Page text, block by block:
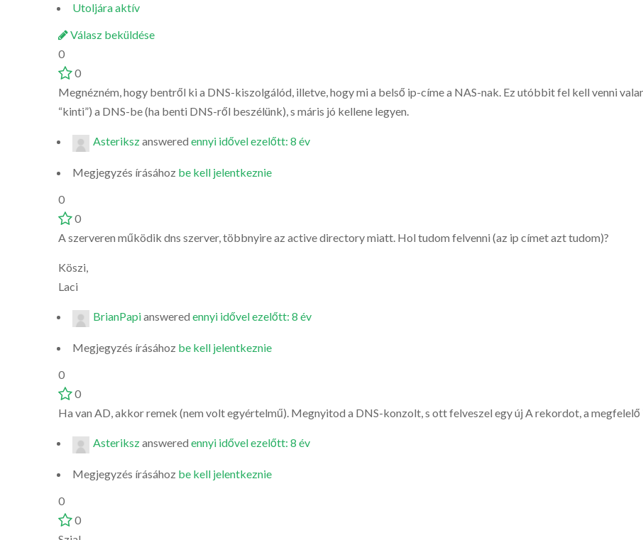
Utoljára aktív
Válasz beküldése
0
0
Megnézném, hogy bentről ki a DNS-kiszolgálód, illetve, hogy mi a belső ip-címe a NAS-nak. Ez utóbbit fel kell venni
“kinti”) a DNS-be (ha benti DNS-ről beszélünk), s máris jó kellene legyen.
Asterikszanswered ennyi idővel ezelőtt: 8 év
Megjegyzés írásához be kell jelentkeznie
0
0
A szerveren működik dns szerver, többnyire az active directory miatt. Hol tudom felvenni (az ip címet azt tudom)?
Köszi,
Laci
BrianPapianswered ennyi idővel ezelőtt: 8 év
Megjegyzés írásához be kell jelentkeznie
0
0
Ha van AD, akkor remek (nem volt egyértelmű). Megnyitod a DNS-konzolt, s ott felveszel egy új A rekordot, a
Asterikszanswered ennyi idővel ezelőtt: 8 év
Megjegyzés írásához be kell jelentkeznie
0
0